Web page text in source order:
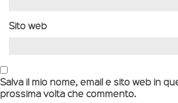
Sito web
Salva il mio nome, email e sito web in
prossima volta che commento.